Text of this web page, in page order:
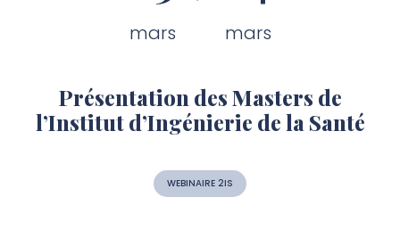
mars mars
Présentation des Masters de
l’Institut d’Ingénierie de la Santé
WEBINAIRE 2IS